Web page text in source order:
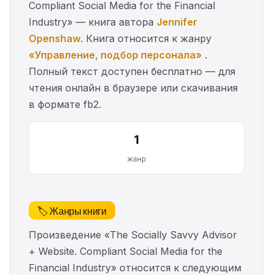
Compliant Social Media for the Financial
Industry» — книга автора Jennifer
Openshaw. Книга относится к жанру
«Управление, подбор персонала» .
Полный текст доступен бесплатно — для
чтения онлайн в браузере или скачивания
в формате fb2.
1
жанр
🏷️ Жанры книги
Произведение «The Socially Savvy Advisor
+ Website. Compliant Social Media for the
Financial Industry» относится к следующим